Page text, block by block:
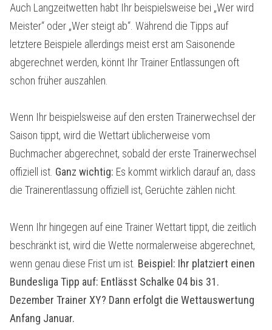
Auch Langzeitwetten habt Ihr beispielsweise bei „Wer wird
Meister“ oder „Wer steigt ab“. Während die Tipps auf
letztere Beispiele allerdings meist erst am Saisonende
abgerechnet werden, könnt Ihr Trainer Entlassungen oft
schon früher auszahlen.
Wenn Ihr beispielsweise auf den ersten Trainerwechsel der
Saison tippt, wird die Wettart üblicherweise vom
Buchmacher abgerechnet, sobald der erste Trainerwechsel
offiziell ist. Ganz wichtig: Es kommt wirklich darauf an, dass
die Trainerentlassung offiziell ist, Gerüchte zählen nicht.
Wenn Ihr hingegen auf eine Trainer Wettart tippt, die zeitlich
beschränkt ist, wird die Wette normalerweise abgerechnet,
wenn genau diese Frist um ist. Beispiel: Ihr platziert einen
Bundesliga Tipp auf: Entlässt Schalke 04 bis 31.
Dezember Trainer XY? Dann erfolgt die Wettauswertung
Anfang Januar.